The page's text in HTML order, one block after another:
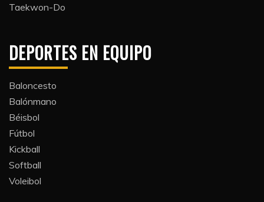
Taekwon-Do
DEPORTES EN EQUIPO
Baloncesto
Balónmano
Béisbol
Fútbol
Kickball​
Softball​
Voleibol​